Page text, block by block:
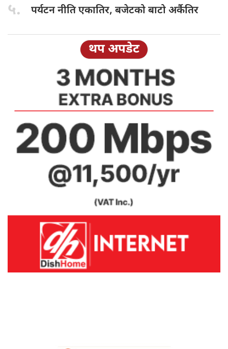
५. पर्यटन नीतिएकातिर, बजेटको बाटो अर्कैतिर
थप अपडेट